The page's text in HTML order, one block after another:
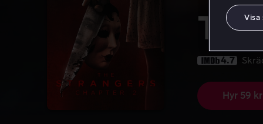
The
4.7
Hyr 59 kr
Visa